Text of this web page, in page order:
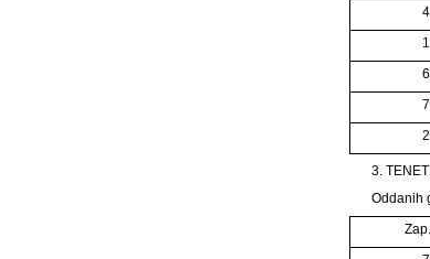
4
1
6
7
2
3.
Oddanih